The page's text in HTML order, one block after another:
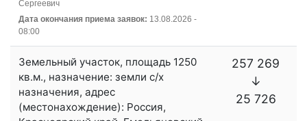
Сергеевич
Дата окончания приема заявок: 13.08.2026 -
08:00
Земельный участок, площадь 1250
кв.м., назначение: земли с/х
назначения, адрес
(местонахождение): Россия,
257 269
↓
25 726